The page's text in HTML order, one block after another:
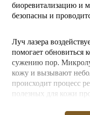
биоревитализацию и
безопасны и
Луч лазера
помогает обновиться
сужению пор.
кожу и вызывают
происходит процесс
полезных для кожи